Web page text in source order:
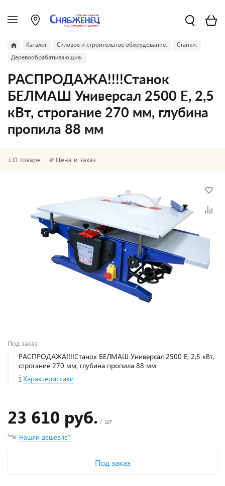
Каталог Силовое и строительное оборудование.
Станки.
Деревообрабатывающие.
РАСПРОДАЖА!!!!Станок
БЕЛМАШ Универсал 2500 Е, 2,5
кВт, строгание 270 мм, глубина
пропила 88 мм
О товаре Цена и заказ
Под заказ
РАСПРОДАЖА!!!!Станок БЕЛМАШ Универсал 2500 Е, 2,5 кВт,
строгание 270 мм, глубина пропила 88 мм
Характеристики
23 610 руб. / шт
Нашли дешевле?
Под заказ